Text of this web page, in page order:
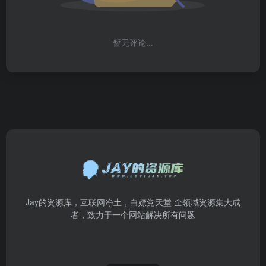
暂无评论...
Jay的资源库，互联网净土，白嫖党天堂 全领域资源集大成
者，致力于一个网站解决所有问题